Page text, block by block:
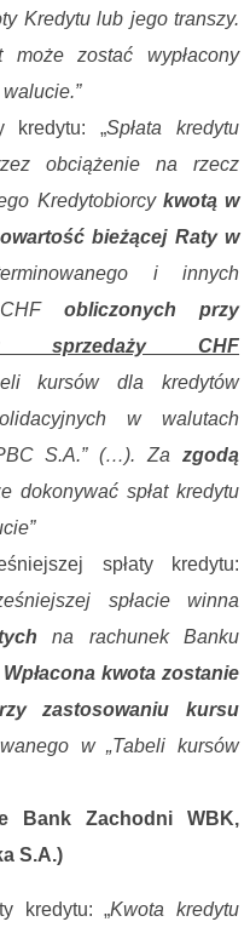
Kredytu lub jego transzy.
może zostać wypłacony
kredytu: „Spłata kredytu
obciążenie na rzecz
Kredytobiorcy kwotą w
bieżącej Raty w
i innych
CHFobliczonych przy
sprzedaży CHF
kursów dla kredytów
w walutach
S.A.” (…). Zazgodą
dokonywać spłat kredytu
spłaty kredytu:
spłacie winna
na rachunek Banku
Wpłacona kwota zostanie
zastosowaniu kursu
w „Tabeli kursów
Bank Zachodni WBK,
S.A.)
kredytu: „Kwota kredytu